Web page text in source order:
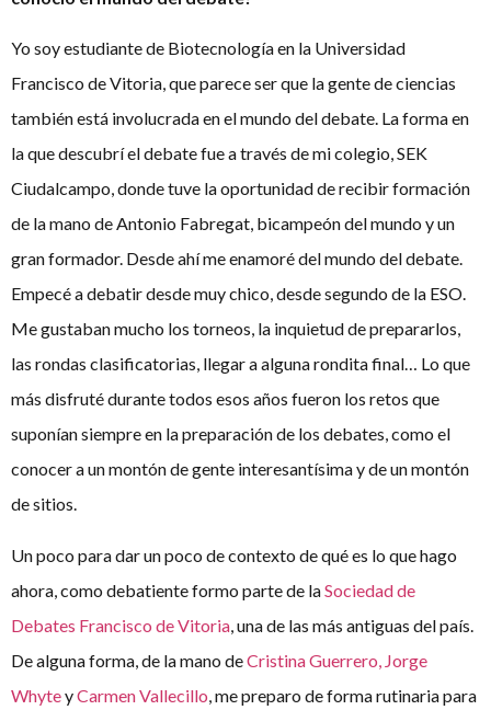
Yo soy estudiante de Biotecnología en la Universidad
Francisco de Vitoria, que parece ser que la gente de ciencias
también está involucrada en el mundo del debate. La forma en
la que descubrí el debate fue a través de mi colegio, SEK
Ciudalcampo, donde tuve la oportunidad de recibir formación
de la mano de Antonio Fabregat, bicampeón del mundo y un
gran formador. Desde ahí me enamoré del mundo del debate.
Empecé a debatir desde muy chico, desde segundo de la ESO.
Me gustaban mucho los torneos, la inquietud de prepararlos,
las rondas clasificatorias, llegar a alguna rondita final… Lo que
más disfruté durante todos esos años fueron los retos que
suponían siempre en la preparación de los debates, como el
conocer a un montón de gente interesantísima y de un montón
de sitios.
Un poco para dar un poco de contexto de qué es lo que hago
ahora, como debatiente formo parte de laSociedad de
Debates Francisco de Vitoria , una de las más antiguas del país.
De alguna forma, de la mano deCristina Guerrero, Jorge
WhyteyCarmen Vallecillo , me preparo de forma rutinaria para